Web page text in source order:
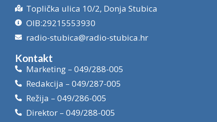
Toplička ulica 10/2, Donja Stubica
OIB:29215553930
radio-stubica@radio-stubica.hr
Kontakt
Marketing – 049/288-005
Redakcija – 049/287-005
Režija – 049/286-005
Direktor – 049/288-005